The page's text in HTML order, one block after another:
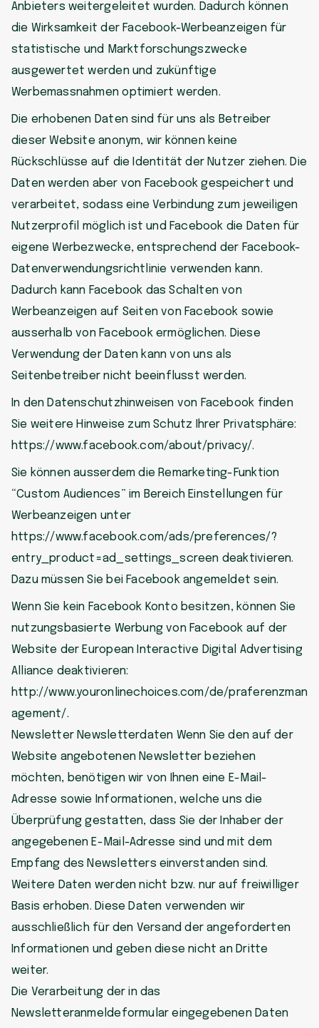
Anbieters weitergeleitet wurden. Dadurch können
die Wirksamkeit der Facebook-Werbeanzeigen für
statistische und Marktforschungszwecke
ausgewertet werden und zukünftige
Werbemassnahmen optimiert werden.
Die erhobenen Daten sind für uns als Betreiber
dieser Website anonym, wir können keine
Rückschlüsse auf die Identität der Nutzer ziehen. Die
Daten werden aber von Facebook gespeichert und
verarbeitet, sodass eine Verbindung zum jeweiligen
Nutzerprofil möglich ist und Facebook die Daten für
eigene Werbezwecke, entsprechend der Facebook-
Datenverwendungsrichtlinie verwenden kann.
Dadurch kann Facebook das Schalten von
Werbeanzeigen auf Seiten von Facebook sowie
ausserhalb von Facebook ermöglichen. Diese
Verwendung der Daten kann von uns als
Seitenbetreiber nicht beeinflusst werden.
In den Datenschutzhinweisen von Facebook finden
Sie weitere Hinweise zum Schutz Ihrer Privatsphäre:
https://www.facebook.com/about/privacy/.
Sie können ausserdem die Remarketing-Funktion
“Custom Audiences” im Bereich Einstellungen für
Werbeanzeigen unter
https://www.facebook.com/ads/preferences/?
entry_product=ad_settings_screen deaktivieren.
Dazu müssen Sie bei Facebook angemeldet sein.
Wenn Sie kein Facebook Konto besitzen, können Sie
nutzungsbasierte Werbung von Facebook auf der
Website der European Interactive Digital Advertising
Alliance deaktivieren:
http://www.youronlinechoices.com/de/praferenzman
agement/.
Newsletter Newsletterdaten Wenn Sie den auf der
Website angebotenen Newsletter beziehen
möchten, benötigen wir von Ihnen eine E-Mail-
Adresse sowie Informationen, welche uns die
Überprüfung gestatten, dass Sie der Inhaber der
angegebenen E-Mail-Adresse sind und mit dem
Empfang des Newsletters einverstanden sind.
Weitere Daten werden nicht bzw. nur auf freiwilliger
Basis erhoben. Diese Daten verwenden wir
ausschließlich für den Versand der angeforderten
Informationen und geben diese nicht an Dritte
weiter.
Die Verarbeitung der in das
Newsletteranmeldeformular eingegebenen Daten